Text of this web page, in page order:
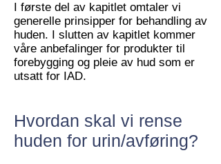
I første del av kapitlet omtaler vi
generelle prinsipper for behandling av
huden. I slutten av kapitlet kommer
våre anbefalinger for produkter til
forebygging og pleie av hud som er
utsatt for IAD.
Hvordan skal vi rense
huden for urin/avføring?